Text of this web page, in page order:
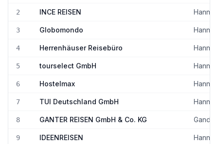
2 INCE REISEN
3 Globomondo
4 Herrenhäuser Reisebüro
5 tourselect GmbH
6 Hostelmax
7 TUI Deutschland GmbH
8 GANTER REISEN GmbH & Co. KG
9 IDEENREISEN